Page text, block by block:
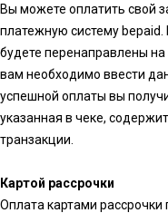
Вы можете оплатить свой
платежную систему
будете перенаправлены
вам необходимо ввести
успешной оплаты вы
указанная в чеке,
транзакции.
Картой рассрочки
Оплата картами рассрочки